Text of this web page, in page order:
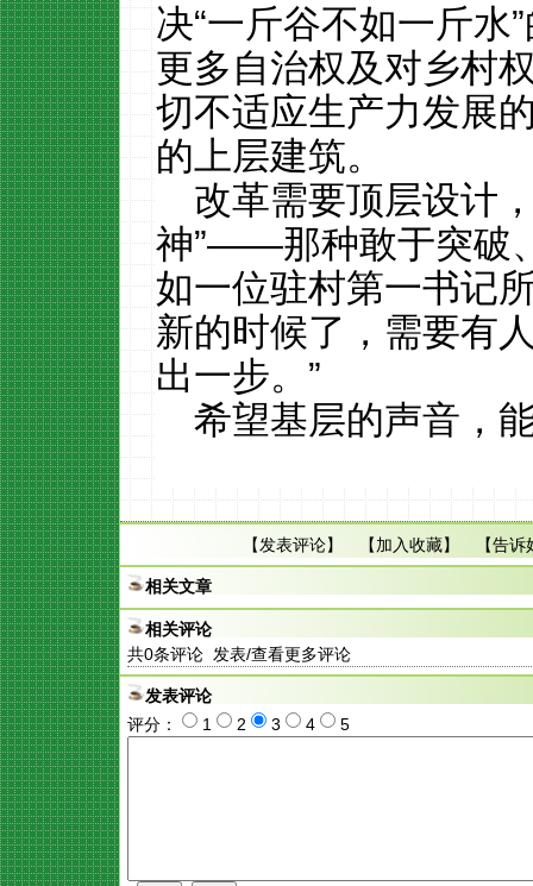
决“一斤谷不如一斤水
更多自治权及对乡村
切不适应生产力发展
的上层建筑。
改革需要顶层设计
神”——那种敢于突破
如一位驻村第一书记
新的时候了，需要有
出一步。”
希望基层的声音，
【发表评论】 【加入收藏】 【告诉
相关文章
相关评论
共0条评论 发表/查看更多评论
发表评论
评分：
1 2 3 4 5